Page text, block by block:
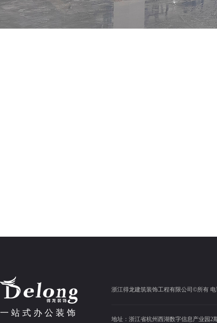
一站式办公装饰
浙江得龙建筑装饰工程有限公司©所有 电
地址：浙江省杭州西湖数字信息产业园2